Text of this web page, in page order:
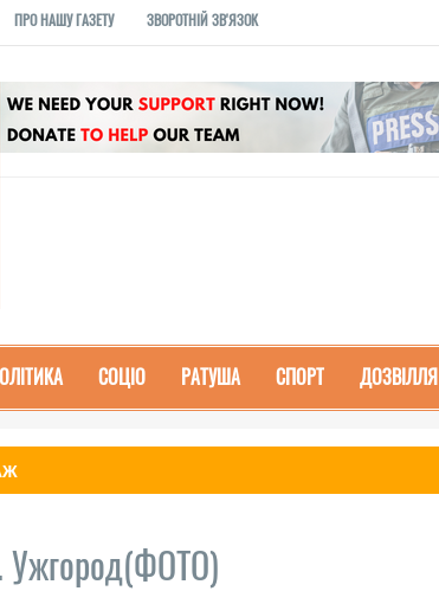
ПРО НАШУ ГАЗЕТУ ЗВОРОТНІЙ ЗВ'ЯЗОК
СОЦІО РАТУША СПОРТ ДОЗВІЛЛЯ
Ужгород(ФОТО)